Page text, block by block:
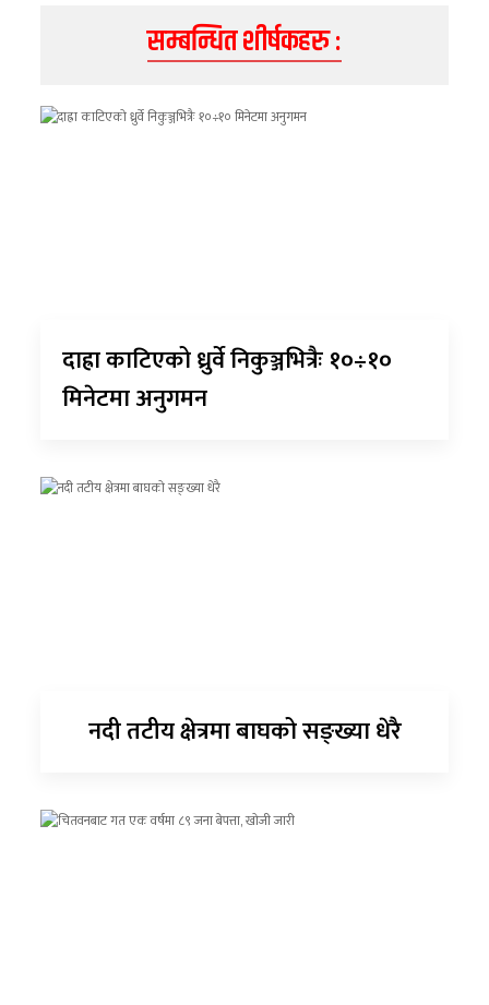
सम्बन्धित शीर्षकहरु :
दाह्रा काटिएको ध्रुर्वे निकुञ्जभित्रैः १०÷१०
मिनेटमा अनुगमन
नदी तटीय क्षेत्रमा बाघको सङ्ख्या धेरै